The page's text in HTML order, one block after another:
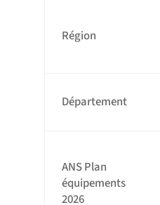
Région
Département
ANS Plan
équipements
2026